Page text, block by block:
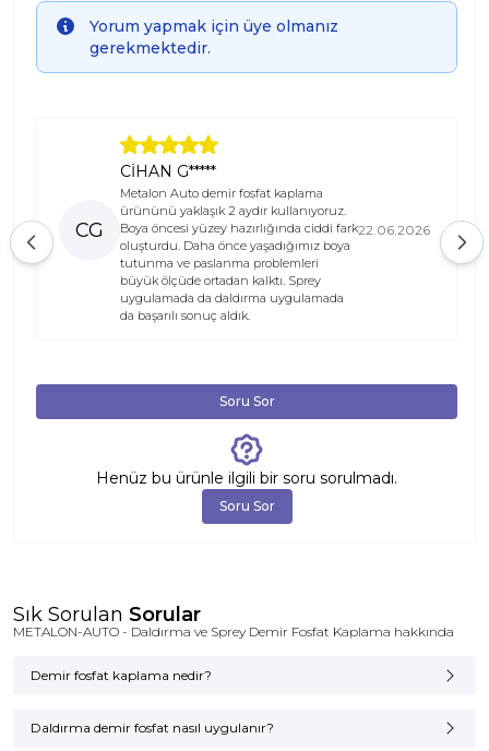
Info
Yorum yapmak için üye olmanız
gerekmektedir.
CG
CİHAN G*****
Metalon Auto demir fosfat kaplama
ürününü yaklaşık 2 aydır kullanıyoruz.
Boya öncesi yüzey hazırlığında ciddi fark
oluşturdu. Daha önce yaşadığımız boya
tutunma ve paslanma problemleri
büyük ölçüde ortadan kalktı. Sprey
uygulamada da daldırma uygulamada
da başarılı sonuç aldık.
22.06.2026
Soru Sor
Henüz bu ürünle ilgili bir soru sorulmadı.
Soru Sor
Sık Sorulan Sorular
METALON-AUTO - Daldırma ve Sprey Demir Fosfat Kaplama hakkında
Demir fosfat kaplama nedir?
korozyon koruması
Daldırma demir fosfat nasıl uygulanır?